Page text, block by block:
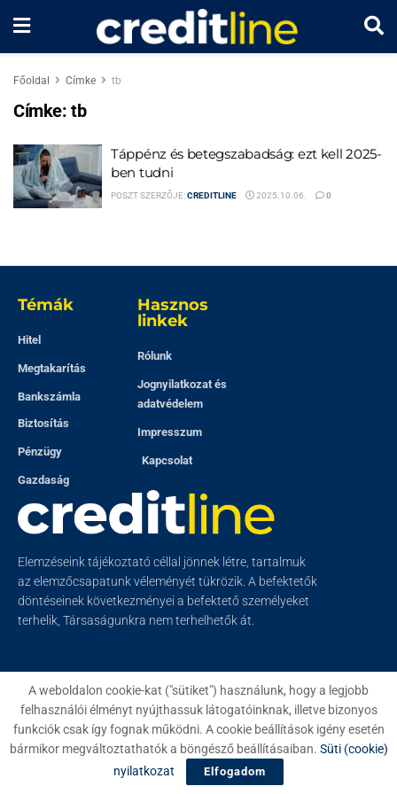
Főoldal Címke tb
Címke:tb
Táppénz és betegszabadság: ezt kell 2025-
ben tudni
POSZT SZERZŐJE:CREDITLINE 2025.10.06. 0
Témák
Hitel
Megtakarítás
Bankszámla
Biztosítás
Pénzügy
Gazdaság
Hasznos
linkek
Rólunk
Jognyilatkozat és
adatvédelem
Impresszum
Kapcsolat
Elemzéseink tájékoztató céllal jönnek létre, tartalmuk
az elemzőcsapatunk véleményét tükrözik. A befektetők
döntéseinek következményei a befektető személyeket
terhelik, Társaságunkra nem terhelhetők át.
© 2023Creditline- Minden jog fenntartva
A weboldalon cookie-kat ("sütiket") használunk, hogy a legjobb
felhasználói élményt nyújthassuk látogatóinknak, illetve bizonyos
funkciók csak így fognak működni. A cookie beállítások igény esetén
bármikor megváltoztathatók a böngésző beállításaiban. Süti (cookie)
nyilatkozat
Elfogadom